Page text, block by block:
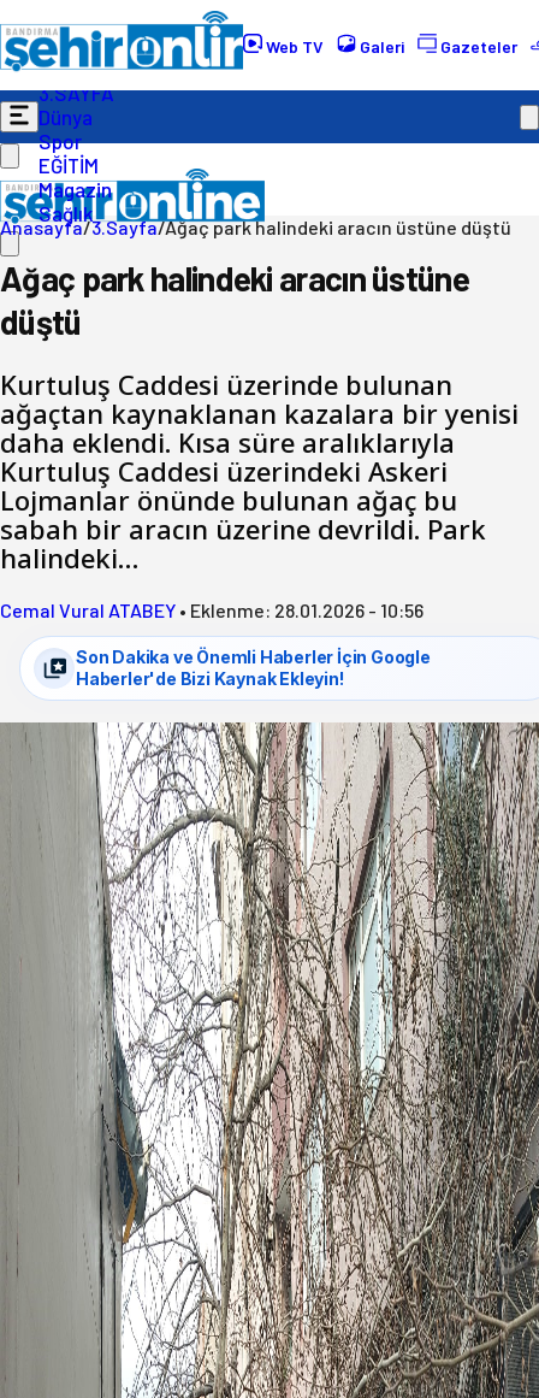
Web TV Galeri Gazeteler
Gündem
Ekonomi
Politika
3.SAYFA
Dünya
Spor
EĞİTİM
Magazin
Sağlık
Anasayfa/3.Sayfa/Ağaç park halindeki aracın üstüne düştü
Ağaç park halindeki aracın üstüne
düştü
Kurtuluş Caddesi üzerinde bulunan
ağaçtan kaynaklanan kazalara bir yenisi
daha eklendi. Kısa süre aralıklarıyla
Kurtuluş Caddesi üzerindeki Askeri
Lojmanlar önünde bulunan ağaç bu
sabah bir aracın üzerine devrildi. Park
halindeki…
Cemal Vural ATABEY • Eklenme: 28.01.2026 - 10:56
Son Dakika ve Önemli Haberler İçin Google
Haberler'de Bizi Kaynak Ekleyin!